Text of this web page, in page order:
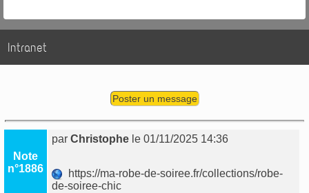
Intranet
Poster un message
Note
n°1886
parChristophe le 01/11/2025 14:36
https://ma-robe-de-soiree.fr/collections/robe-
de-soiree-chic